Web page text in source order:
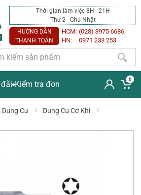
Thời gian làm việc 8H - 21H
Thứ 2 - Chủ Nhật
HƯỚNG DẪN
THANH TOÁN
HCM: (028) 3975 6686
HN:
0971 233 253
Kiểm tra đơn
0
Dụng Cụ
Dụng Cụ Cơ Khí